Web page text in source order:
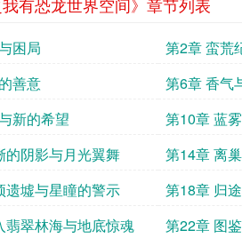
困局 第2章 蛮荒
善意
第6章 香气
新的希望
第10章 蓝
的阴影与月光翼舞
第14章 离
遗墟与星瞳的警示
第18章 归
翡翠林海与地底惊魂
第22章 图